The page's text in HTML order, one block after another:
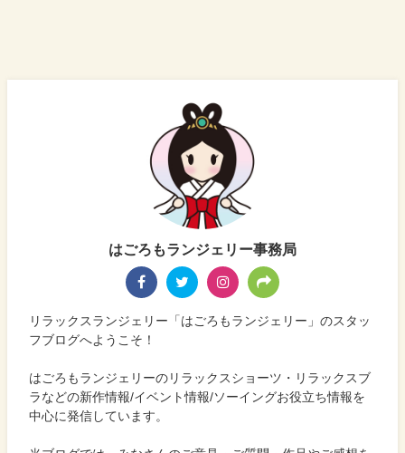
はごろもランジェリー事務局
リラックスランジェリー「はごろもランジェリー」のスタッ
フブログへようこそ！
はごろもランジェリーのリラックスショーツ・リラックスブ
ラなどの新作情報/イベント情報/ソーイングお役立ち情報を
中心に発信しています。